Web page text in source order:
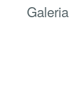
Galeria